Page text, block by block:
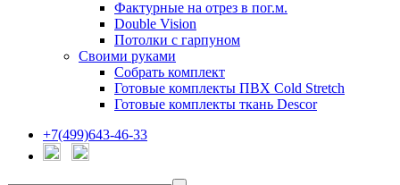
Фактурные на отрез в пог.м.
Double Vision
Потолки с гарпуном
Своими руками
Собрать комплект
Готовые комплекты ПВХ Cold Stretch
Готовые комплекты ткань Descor
+7(499)643-46-33